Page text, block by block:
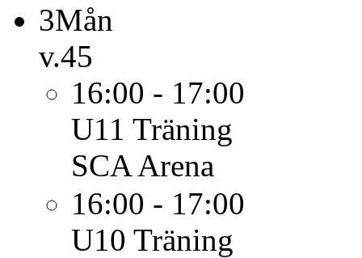
3Mån
v.45
16:00 - 17:00
U11 Träning
SCA Arena
16:00 - 17:00
U10 Träning